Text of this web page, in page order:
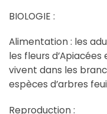
BIOLOGIE :
Alimentation : les
les fleurs
vivent dans les
espèces d’arbres
Reproduction :